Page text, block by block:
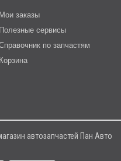
Мои заказы
Полезные сервисы
по запчастям
Корзина
автозапчастей Пан Авто